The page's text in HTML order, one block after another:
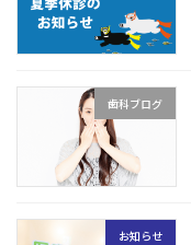
歯科ブログ
お知らせ